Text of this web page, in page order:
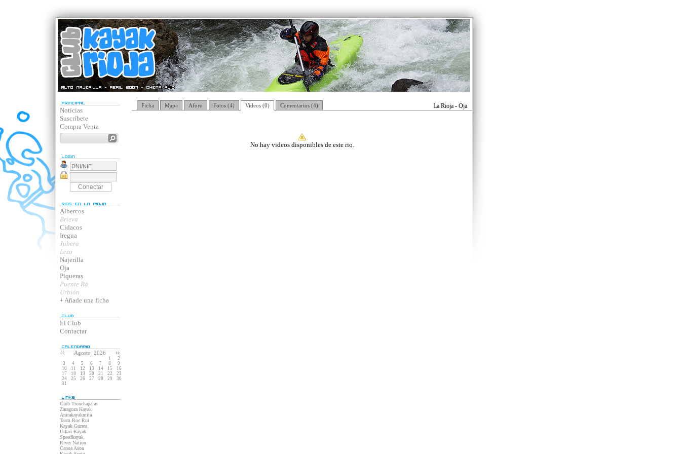
Noticias
Suscríbete
Compra Venta
Albercos
Brieva
Cidacos
Iregua
Jubera
Leza
Najerilla
Oja
Piqueras
Puente Rá
Urbión
+ Añade una ficha
El Club
Contactar
Agosto 2026
1
2
3
4 5 6 7 8
9
10
11 12 13 14 15
16
17
18 19 20 21 22
23
24
25 26 27 28 29
30
31
Club Tronchapalas
Zaragoza Kayak
Anitakayakmita
Team Roc Roi
Kayak Gurrea
Urkan Kayak
Speedkayak
River Nation
Canoa Ason
La Rioja - Oja
Ficha Mapa Aforo Fotos (4) Videos (0) Comentarios (4)
No hay videos disponibles de este rio.